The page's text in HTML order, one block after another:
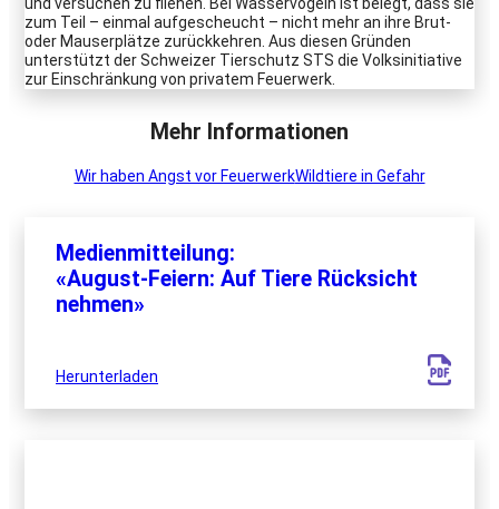
zum Teil – einmal aufgescheucht – nicht mehr an ihre Brut-
oder Mauserplätze zurückkehren. Aus diesen Gründen
unterstützt der Schweizer Tierschutz STS die Volksinitiative
zur Einschränkung von privatem Feuerwerk.
Mehr Informationen
Wir haben Angst vor FeuerwerkWildtiere in Gefahr
Medienmitteilung:
«August-Feiern: Auf Tiere Rücksicht
nehmen»
Herunterladen